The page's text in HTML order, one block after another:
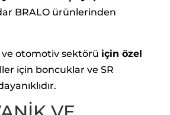
BRALO ürünlerinden
ve otomotiv sektörü için özel
için boncuklar ve SR